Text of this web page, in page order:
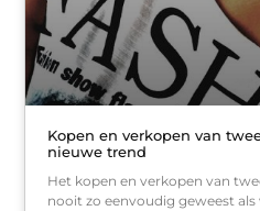
Kopen en verkopen van
nieuwe trend
Het kopen en verkopen van
nooit zo eenvoudig geweest